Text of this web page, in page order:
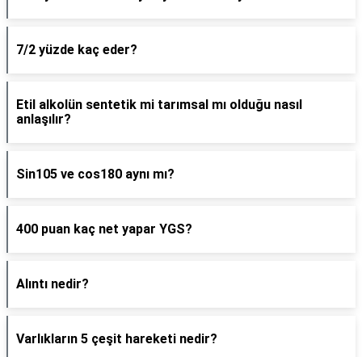
7/2 yüzde kaç eder?
Etil alkolün sentetik mi tarımsal mı olduğu nasıl
anlaşılır?
Sin105 ve cos180 aynı mı?
400 puan kaç net yapar YGS?
Alıntı nedir?
Varlıkların 5 çeşit hareketi nedir?